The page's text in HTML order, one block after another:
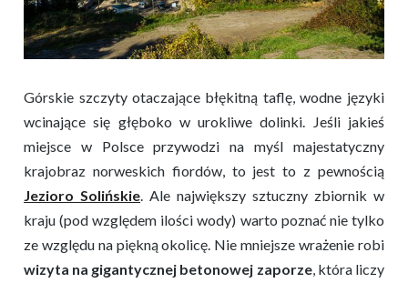
Górskie szczyty otaczające błękitną taflę, wodne języki
wcinające się głęboko w urokliwe dolinki. Jeśli jakieś
miejsce w Polsce przywodzi na myśl majestatyczny
krajobraz norweskich fiordów, to jest to z pewnością
Jezioro Solińskie . Ale największy sztuczny zbiornik w
kraju (pod względem ilości wody) warto poznać nie tylko
ze względu na piękną okolicę. Nie mniejsze wrażenie robi
wizyta na gigantycznej betonowej zaporze, która liczy